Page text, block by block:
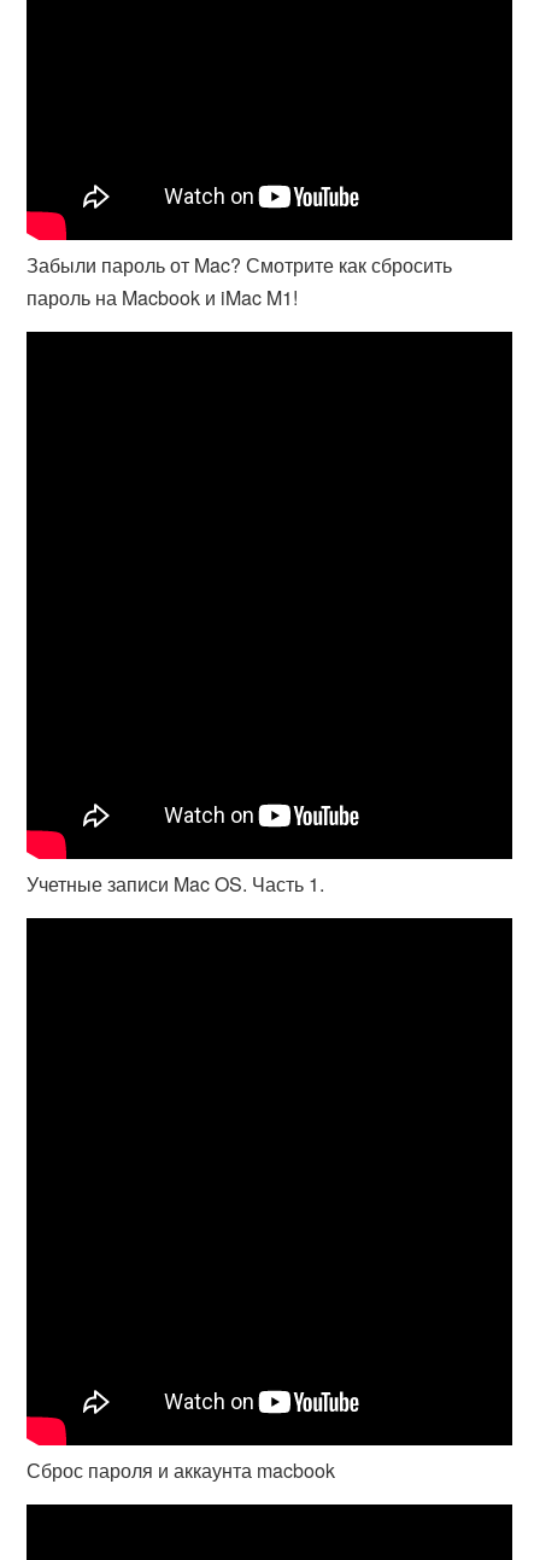
Забыли пароль от Mac? Смотрите как сбросить
пароль на Macbook и iMac M1!
Учетные записи Mac OS. Часть 1.
Сброс пароля и аккаунта macbook